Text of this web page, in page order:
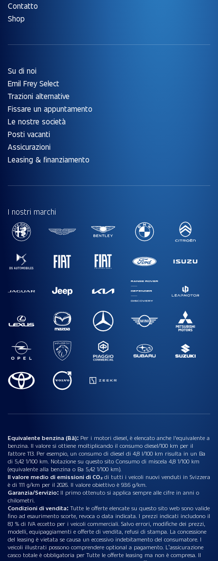
Contatto
Shop
Su di noi
Emil Frey Select
Trazioni alternative
Fissare un appuntamento
Le nostre società
Posti vacanti
Assicurazioni
Leasing & finanziamento
I nostri marchi
Equivalente benzina (Bä): Per i motori diesel, è elencato anche l'equivalente a
benzina. Il valore si ottiene moltiplicando il consumo diesel/100 km per il
fattore 113. Per esempio, un consumo di diesel di 4,8 l/100 km risulta in un Ba
di 5,42 1/100 km. Notazione su questo sito Consumo di miscela 4,8 1/100 km
(equivalente alla benzina o Ba 5,42 1/100 km).
Il valore medio di emissioni di CO₂di tutti i veicoli nuovi venduti in Svizzera
è di 111 g/km per il 2026. Il valore obiettivo è 93.6 g/km.
Garanzia/Servizio: Il primo ottenuto si applica sempre alle cifre in anni o
chilometri.
Condizioni di vendita: Tutte le offerte elencate su questo sito web sono valide
fino ad esaurimento scorte, revoca o data indicata. I prezzi indicati includono il
8,1 % di IVA eccetto per i veicoli commerciali. Salvo errori, modifiche dei prezzi,
modelli, equipaggiamenti e offerte di vendita, refusi di stampa. La concessione
del leasing è vietata se causa un eccessivo indebitamento del consumatore. I
veicoli illustrati possono comprendere optional a pagamento. L’assicurazione
casco totale è obbligatoria per Tutte le offerte leasing ma non è compresa. Il